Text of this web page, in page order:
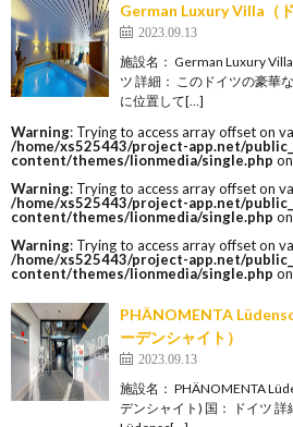
German Luxury Villa（
2023.09.13
施設名： German Luxury
ツ 詳細： このドイツの豪華
に位置して[…]
Warning: Trying to access array offset on
/home/xs525443/project-app.net/
content/themes/lionmedia/single.php
Warning: Trying to access array offset on
/home/xs525443/project-app.net/
content/themes/lionmedia/single.php
Warning: Trying to access array offset on
/home/xs525443/project-app.net/
content/themes/lionmedia/single.php
PHÄNOMENTA
ーデンシャイト）
2023.09.13
施設名： PHÄNOMENTA
デンシャイト) 国： ドイツ